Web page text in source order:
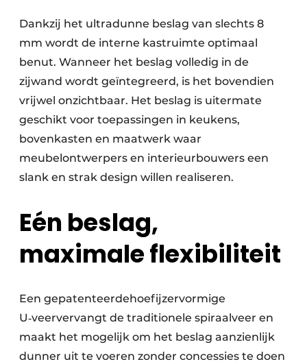
Dankzij het ultradunne beslag van slechts 8
mm wordt de interne kastruimte optimaal
benut. Wanneer het beslag volledig in de
zijwand wordt geïntegreerd, is het bovendien
vrijwel onzichtbaar. Het beslag is uitermate
geschikt voor toepassingen in keukens,
bovenkasten en maatwerk waar
meubelontwerpers en interieurbouwers een
slank en strak design willen realiseren.
Eén beslag,
maximale flexibiliteit
Een gepatenteerdehoefijzervormige
U‑veervervangt de traditionele spiraalveer en
maakt het mogelijk om het beslag aanzienlijk
dunner uit te voeren zonder concessies te doen